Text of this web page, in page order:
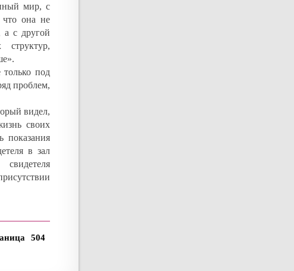
мир, с
что она не
а с другой
под
проблем,
видел,
своих
показания
в зал
504